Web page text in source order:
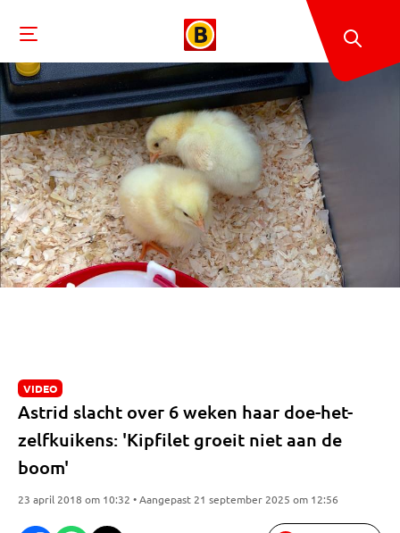
VIDEO
Astrid slacht over 6 weken haar doe-het-
zelfkuikens: 'Kipfilet groeit niet aan de
boom'
23 april 2018 om 10:32 • Aangepast 21 september 2025 om 12:56